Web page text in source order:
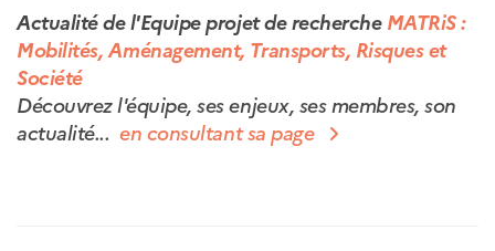
Actualité de l'Equipe projet de recherche MATRiS :
Mobilités, Aménagement, Transports, Risques et
Société
Découvrez l'équipe, ses enjeux, ses membres, son
actualité...en consultant sa page